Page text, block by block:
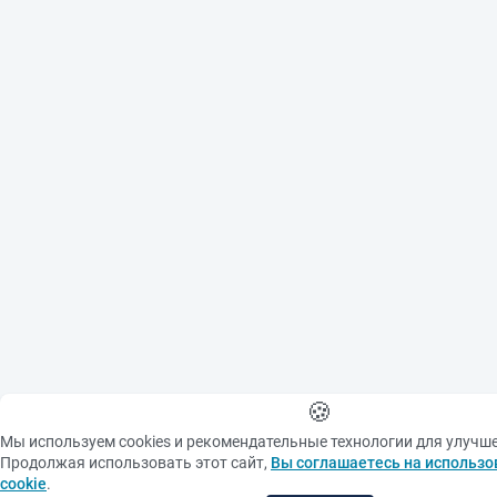
🍪
Мы используем cookies и рекомендательные технологии для
Продолжая использовать этот сайт, Вы соглашаетесь на
cookie.